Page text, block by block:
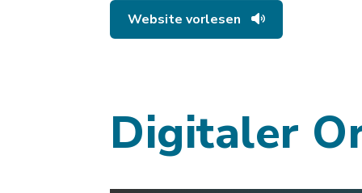
Website vorlesen
Digitaler